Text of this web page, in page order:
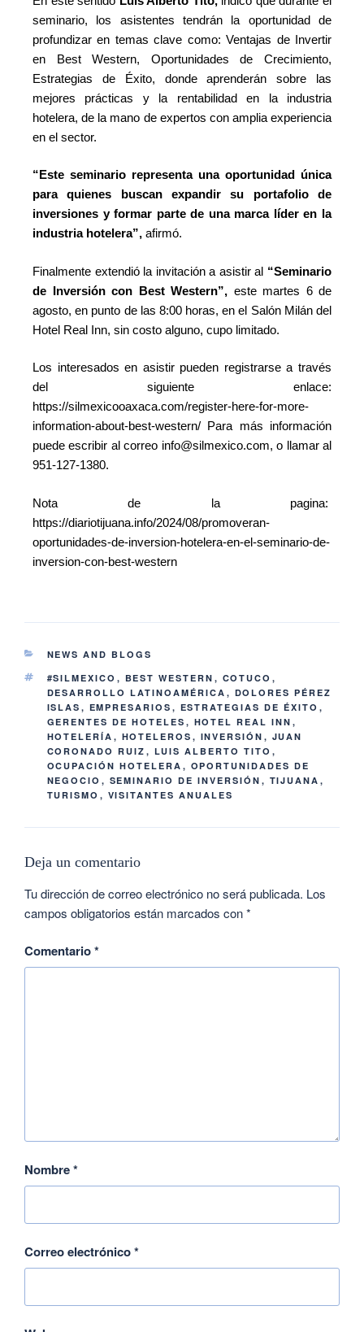
seminario, los asistentes tendrán la oportunidad de
profundizar en temas clave como: Ventajas de Invertir
en Best Western, Oportunidades de Crecimiento,
Estrategias de Éxito, donde aprenderán sobre las
mejores prácticas y la rentabilidad en la industria
hotelera, de la mano de expertos con amplia experiencia
en el sector.
“Este seminario representa una oportunidad única
para quienes buscan expandir su portafolio de
inversiones y formar parte de una marca líder en la
industria hotelera”, afirmó.
Finalmente extendió la invitación a asistir al “Seminario
de Inversión con Best Western”, este martes 6 de
agosto, en punto de las 8:00 horas, en el Salón Milán del
Hotel Real Inn, sin costo alguno, cupo limitado.
Los interesados en asistir pueden registrarse a través
del siguiente enlace:
https://silmexicooaxaca.com/register-here-for-more-
information-about-best-western/ Para más información
puede escribir al correo info@silmexico.com, o llamar al
951-127-1380.
Nota de la pagina:
https://diariotijuana.info/2024/08/promoveran-
oportunidades-de-inversion-hotelera-en-el-seminario-de-
inversion-con-best-western
NEWS AND BLOGS
#SILMEXICO , BEST WESTERN , COTUCO ,
DESARROLLO LATINOAMÉRICA , DOLORES PÉREZ
ISLAS , EMPRESARIOS , ESTRATEGIAS DE ÉXITO ,
GERENTES DE HOTELES , HOTEL REAL INN ,
HOTELERÍA , HOTELEROS , INVERSIÓN , JUAN
CORONADO RUIZ , LUIS ALBERTO TITO ,
OCUPACIÓN HOTELERA , OPORTUNIDADES DE
NEGOCIO , SEMINARIO DE INVERSIÓN , TIJUANA ,
TURISMO , VISITANTES ANUALES
Deja un comentario
Tu dirección de correo electrónico no será publicada. Los
campos obligatorios están marcados con*
Comentario*
Nombre*
Correo electrónico*